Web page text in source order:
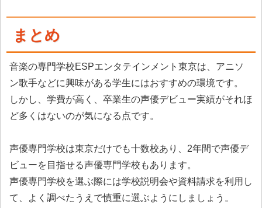
まとめ
音楽の専門学校ESPエンタテインメント東京は、アニソ
ン歌手などに興味がある学生にはおすすめの環境です。
しかし、学費が高く、卒業生の声優デビュー実績がそれほ
ど多くはないのが気になる点です。
声優専門学校は東京だけでも十数校あり、2年間で声優デ
ビューを目指せる声優専門学校もあります。
声優専門学校を選ぶ際には学校説明会や資料請求を利用し
て、よく調べたうえで慎重に選ぶようにしましょう。